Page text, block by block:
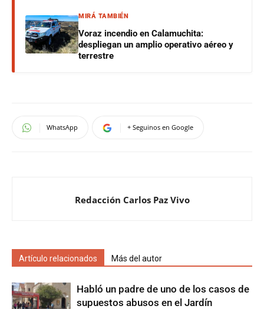
MIRÁ TAMBIÉN
Voraz incendio en Calamuchita:
despliegan un amplio operativo aéreo y
terrestre
WhatsApp + Seguinos en Google
Redacción Carlos Paz Vivo
Artículo relacionados Más del autor
Habló un padre de uno de los casos de
supuestos abusos en el Jardín